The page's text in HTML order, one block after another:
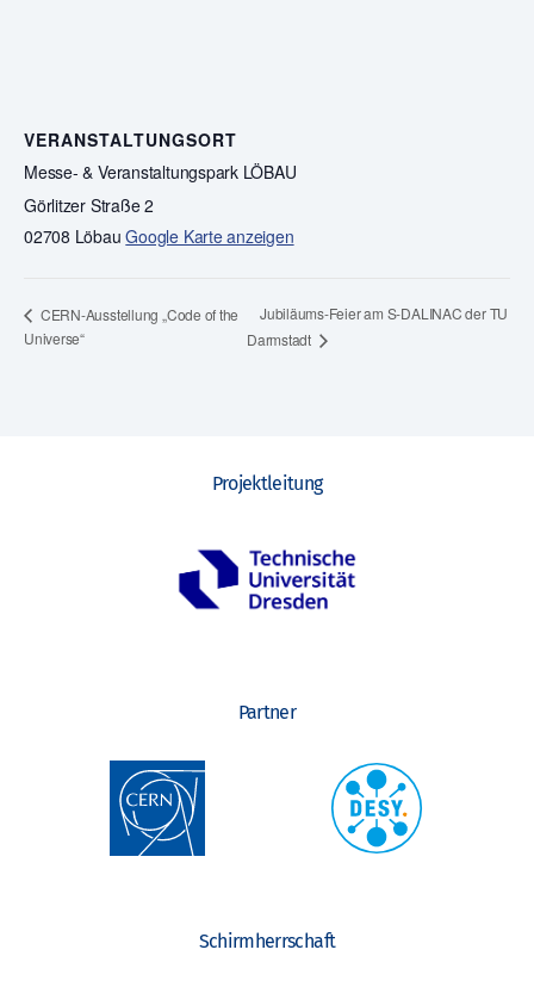
VERANSTALTUNGSORT
Messe- & Veranstaltungspark LÖBAU
Görlitzer Straße 2
02708 LöbauGoogle Karte anzeigen
CERN-Ausstellung „Code of the
Universe“
Jubiläums-Feier am S-DALINAC der TU
Darmstadt
Projektleitung
Partner
Schirmherrschaft